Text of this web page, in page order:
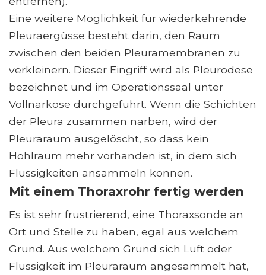
Eine weitere Möglichkeit für wiederkehrende
Pleuraergüsse besteht darin, den Raum
zwischen den beiden Pleuramembranen zu
verkleinern. Dieser Eingriff wird als Pleurodese
bezeichnet und im Operationssaal unter
Vollnarkose durchgeführt. Wenn die Schichten
der Pleura zusammen narben, wird der
Pleuraraum ausgelöscht, so dass kein
Hohlraum mehr vorhanden ist, in dem sich
Flüssigkeiten ansammeln können.
Mit einem Thoraxrohr fertig werden
Es ist sehr frustrierend, eine Thoraxsonde an
Ort und Stelle zu haben, egal aus welchem ​​
Grund. Aus welchem ​​Grund sich Luft oder
Flüssigkeit im Pleuraraum angesammelt hat,